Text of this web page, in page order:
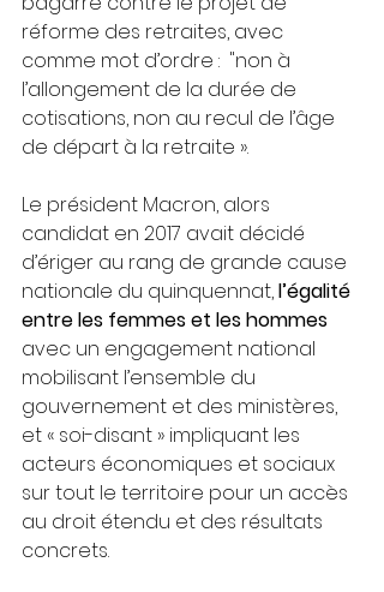
réforme des retraites, avec
comme mot d’ordre :  "non à
l’allongement de la durée de
cotisations, non au recul de l’âge
de départ à la retraite ».
Le président Macron, alors
candidat en 2017 avait décidé
d’ériger au rang de grande cause
nationale du quinquennat, l’égalité
entre les femmes et les hommes
avec un engagement national
mobilisant l’ensemble du
gouvernement et des ministères,
et « soi-disant » impliquant les
acteurs économiques et sociaux
sur tout le territoire pour un accès
au droit étendu et des résultats
concrets.